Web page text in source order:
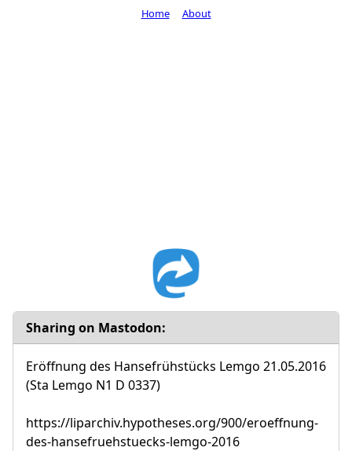
Sharing on Mastodon:
Eröffnung des Hansefrühstücks Lemgo 21.05.2016
(Sta Lemgo N1 D 0337)
https://liparchiv.hypotheses.org/900/eroeffnung-
des-hansefruehstuecks-lemgo-2016
Home About